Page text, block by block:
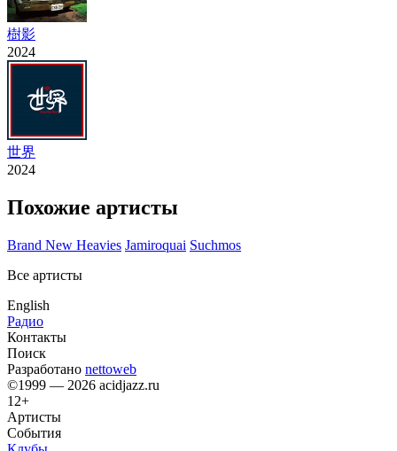
樹影
2024
世界
2024
Похожие артисты
Brand New Heavies Jamiroquai Suchmos
Все артисты
English
Радио
Контакты
Поиск
Разработано nettoweb
©1999 — 2026 acidjazz.ru
12+
Артисты
События